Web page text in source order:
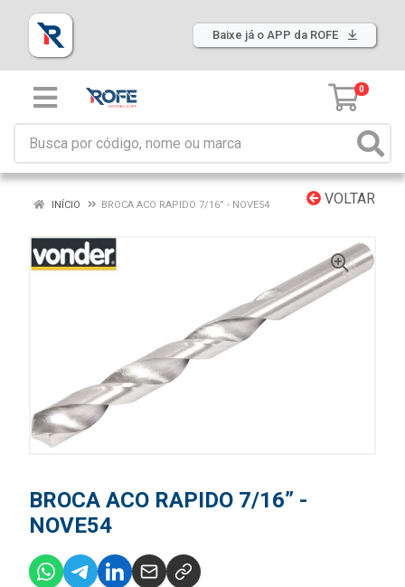
Baixe já o APP da ROFE
0
VOLTAR
INÍCIO BROCA ACO RAPIDO 7/16” - NOVE54
BROCA ACO RAPIDO 7/16” -
NOVE54